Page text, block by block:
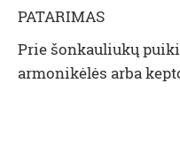
PATARIMAS
Prie šonkauliukų
armonikėlės arba